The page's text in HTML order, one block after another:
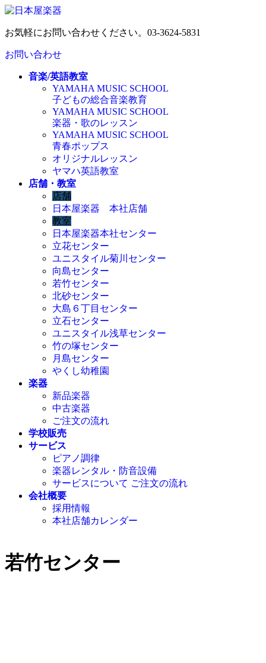
コ
テ
ツ
ナ
ゲ
シ
お気軽にお問い合わせください。 03-3624-5831
お問い合わせ
音楽/英語教室
YAMAHA MUSIC SCHOOL
子どもの総合音楽教育
YAMAHA MUSIC SCHOOL
楽器・歌のレッスン
YAMAHA MUSIC SCHOOL
青春ポップス
オリジナルレッスン
ヤマハ英語教室
店舗・教室
店舗
日本屋楽器 本社店舗
教室
日本屋楽器本社センター
立花センター
ユニスタイル菊川センター
向島センター
若竹センター
北砂センター
大島６丁目センター
立石センター
ユニスタイル浅草センター
竹の塚センター
月島センター
やくし幼稚園
楽器
新品楽器
中古楽器
ご注文の流れ
学校販売
サービス
ピアノ調律
楽器レンタル・防音設備
サービスについて ご注文の流れ
会社概要
採用情報
本社店舗カレンダー
若竹センター